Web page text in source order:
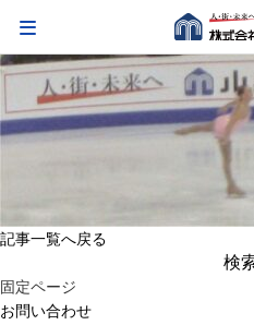
記事一覧へ戻る
索:
固定ページ
お問い合わせ